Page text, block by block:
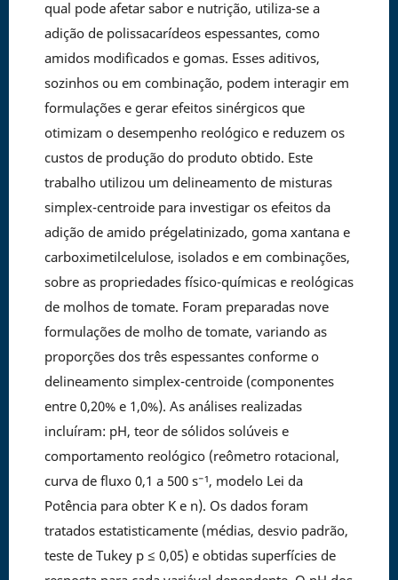
qual pode afetar sabor e nutrição, utiliza-se a
adição de polissacarídeos espessantes, como
amidos modificados e gomas. Esses aditivos,
sozinhos ou em combinação, podem interagir em
formulações e gerar efeitos sinérgicos que
otimizam o desempenho reológico e reduzem os
custos de produção do produto obtido. Este
trabalho utilizou um delineamento de misturas
simplex-centroide para investigar os efeitos da
adição de amido prégelatinizado, goma xantana e
carboximetilcelulose, isolados e em combinações,
sobre as propriedades físico-químicas e reológicas
de molhos de tomate. Foram preparadas nove
formulações de molho de tomate, variando as
proporções dos três espessantes conforme o
delineamento simplex-centroide (componentes
entre 0,20% e 1,0%). As análises realizadas
incluíram: pH, teor de sólidos solúveis e
comportamento reológico (reômetro rotacional,
curva de fluxo 0,1 a 500 s⁻¹, modelo Lei da
Potência para obter K e n). Os dados foram
tratados estatisticamente (médias, desvio padrão,
teste de Tukey p ≤ 0,05) e obtidas superfícies de